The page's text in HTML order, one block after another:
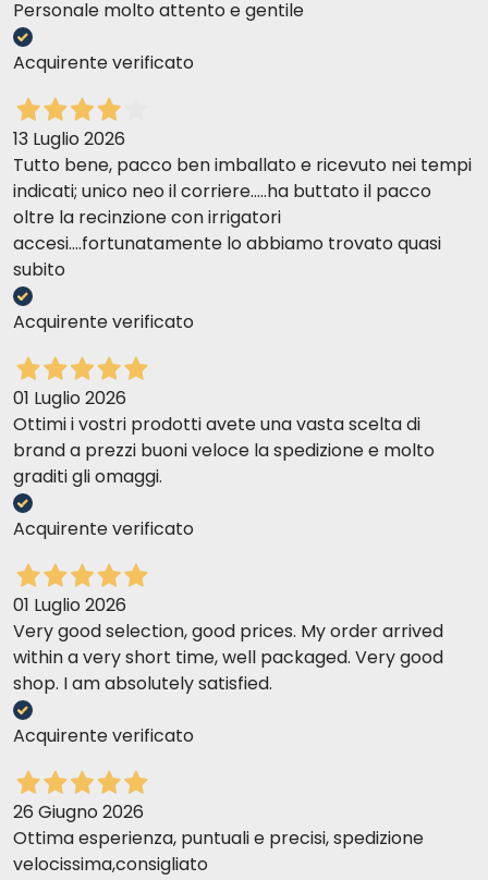
Personale molto attento e gentile
Acquirente verificato
13 Luglio 2026
Tutto bene, pacco ben imballato e ricevuto nei tempi
indicati; unico neo il corriere.....ha buttato il pacco
oltre la recinzione con irrigatori
accesi....fortunatamente lo abbiamo trovato quasi
subito
Acquirente verificato
01 Luglio 2026
Ottimi i vostri prodotti avete una vasta scelta di
brand a prezzi buoni veloce la spedizione e molto
graditi gli omaggi.
Acquirente verificato
01 Luglio 2026
Very good selection, good prices. My order arrived
within a very short time, well packaged. Very good
shop. I am absolutely satisfied.
Acquirente verificato
26 Giugno 2026
Ottima esperienza, puntuali e precisi, spedizione
velocissima,consigliato